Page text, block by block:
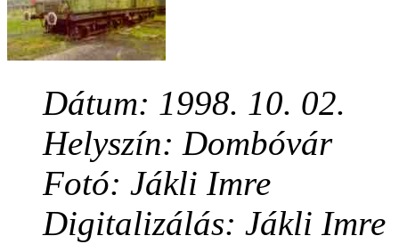
Dátum: 1998. 10. 02.
Helyszín: Dombóvár
Fotó: Jákli Imre
Digitalizálás: Jákli Imre